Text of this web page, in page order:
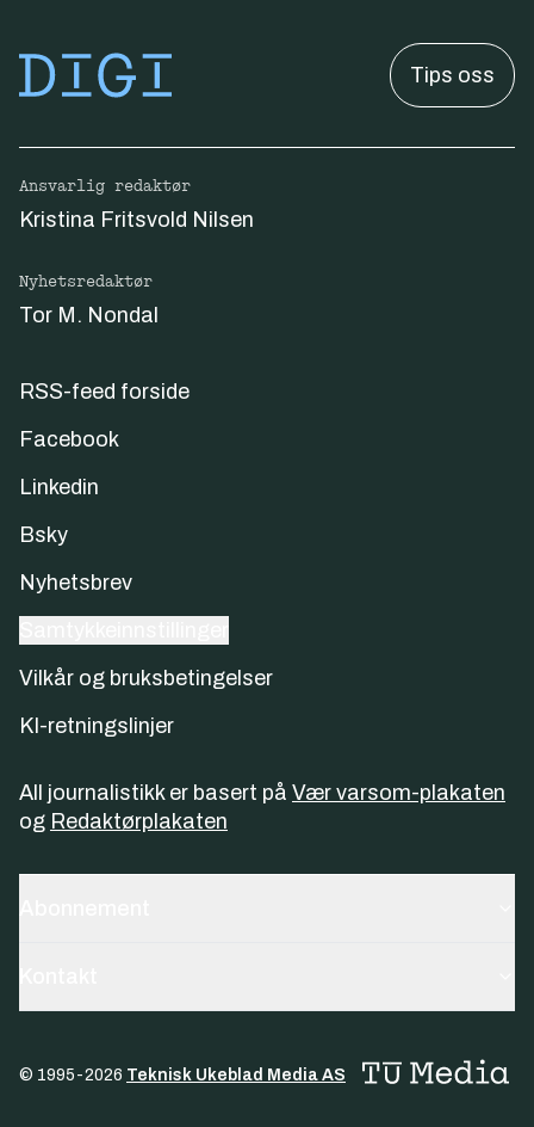
Tips oss
Ansvarlig redaktør
Kristina Fritsvold Nilsen
Nyhetsredaktør
Tor M. Nondal
RSS-feed forside
Facebook
Linkedin
Bsky
Nyhetsbrev
Vilkår og bruksbetingelser
KI-retningslinjer
All journalistikk er basert på Vær varsom-plakaten
og Redaktørplakaten
© 1995-2026 Teknisk Ukeblad Media AS